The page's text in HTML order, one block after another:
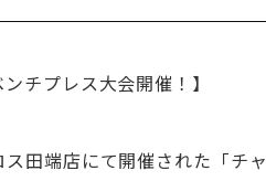
ンチプレス大会開催！】
田端店にて開催された「チ